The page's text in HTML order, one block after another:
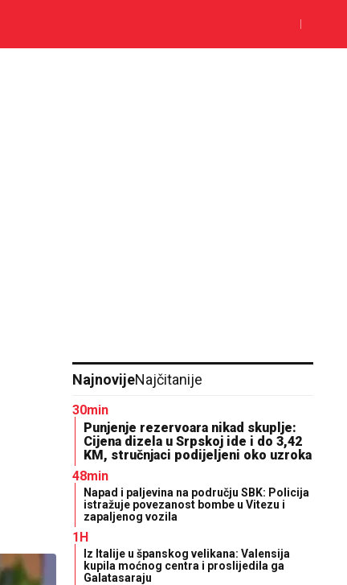
NajnovijeNajčitanije
30min
Punjenje rezervoara nikad skuplje:
Cijena dizela u Srpskoj ide i do 3,42
KM, stručnjaci podijeljeni oko uzroka
48min
Napad i paljevina na području SBK: Policija
istražuje povezanost bombe u Vitezu i
zapaljenog vozila
1H
Iz Italije u španskog velikana: Valensija
kupila moćnog centra i proslijedila ga
Galatasaraju